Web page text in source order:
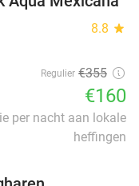
8.8 star
Regulier €355
€160
per nacht aan lokale
heffingen